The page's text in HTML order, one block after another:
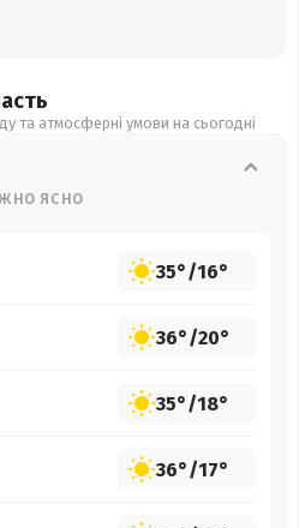
та атмосферні умови на сьогодні
ясно
35°/16°
36°/20°
35°/18°
36°/17°